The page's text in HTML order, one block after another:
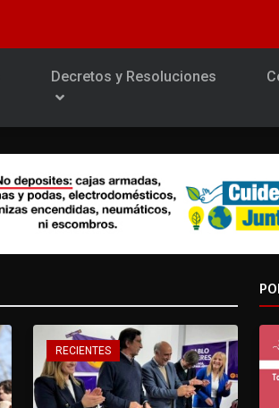
Decretos y Resoluciones
RECIENTES